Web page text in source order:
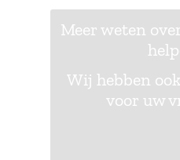
Meer weten
Wij hebben
voor uw